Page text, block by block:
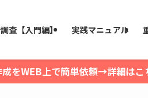
査【入門編】 実践マニュアル
成をWEB上で簡単依頼→詳細はこ